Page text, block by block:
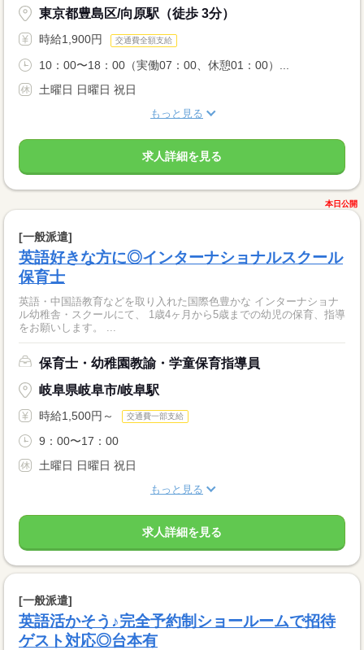
東京都豊島区/向原駅（徒歩 3分）
時給1,900円 交通費全額支給
10：00〜18：00（実働07：00、休憩01：00）...
土曜日 日曜日 祝日
もっと見る
求人詳細を見る
本日公開
[一般派遣]
英語好きな方に◎インターナショナルスクール
保育士
英語・中国語教育などを取り入れた国際色豊かな インターナショナ
ル幼稚舎・スクールにて、 1歳4ヶ月から5歳までの幼児の保育、指導
をお願いします。 ...
保育士・幼稚園教諭・学童保育指導員
岐阜県岐阜市/岐阜駅
時給1,500円～ 交通費一部支給
9：00〜17：00
土曜日 日曜日 祝日
もっと見る
求人詳細を見る
[一般派遣]
英語活かそう♪完全予約制ショールームで招待
ゲスト対応◎台本有